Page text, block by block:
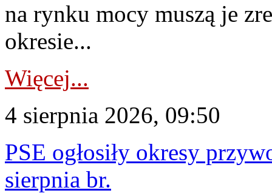
na rynku mocy muszą je
okresie...
Więcej...
4 sierpnia 2026, 09:50
PSE ogłosiły okresy
sierpnia br.